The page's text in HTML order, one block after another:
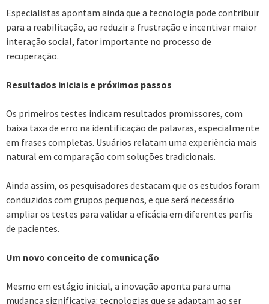
Especialistas apontam ainda que a tecnologia pode contribuir
para a reabilitação, ao reduzir a frustração e incentivar maior
interação social, fator importante no processo de
recuperação.
Resultados iniciais e próximos passos
Os primeiros testes indicam resultados promissores, com
baixa taxa de erro na identificação de palavras, especialmente
em frases completas. Usuários relatam uma experiência mais
natural em comparação com soluções tradicionais.
Ainda assim, os pesquisadores destacam que os estudos foram
conduzidos com grupos pequenos, e que será necessário
ampliar os testes para validar a eficácia em diferentes perfis
de pacientes.
Um novo conceito de comunicação
Mesmo em estágio inicial, a inovação aponta para uma
mudança significativa: tecnologias que se adaptam ao ser